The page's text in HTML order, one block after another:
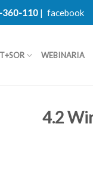
360-110 | facebook
WEBINARIA
4.2